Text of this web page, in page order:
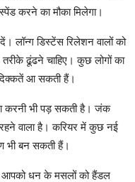
करने का मौका मिलेगा।
लॉन्ग डिस्टेंस रिलेशन वालों को
ढूंढने चाहिए। कुछ लोगों का
आ सकती हैं।
करनी भी पड़ सकती है। जंक
वाला है। करियर में कुछ नई
भी बन सकती हैं।
आपको धन के मसलों को हैंडल